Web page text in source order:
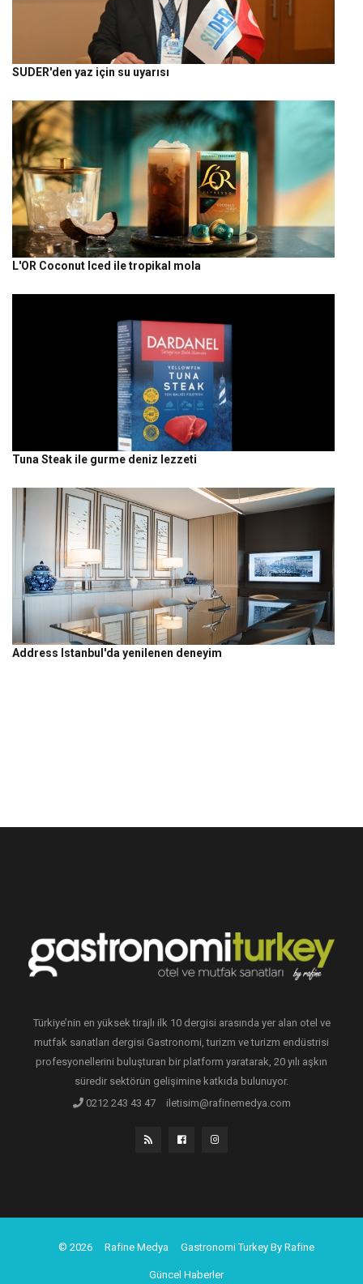
SUDER'den yaz için su uyarısı
L'OR Coconut Iced ile tropikal mola
Tuna Steak ile gurme deniz lezzeti
Address Istanbul'da yenilenen deneyim
Türkiye’nin en yüksek tirajlı ilk 10 dergisi arasında yer alan otel ve
mutfak sanatları dergisi Gastronomi, turizm ve turizm endüstrisi
profesyonellerini buluşturan bir platform yaratarak, 20 yılı aşkın
süredir sektörün gelişimine katkıda bulunuyor.
0212 243 43 47
iletisim@rafinemedya.com
© 2026 Rafine Medya Gastronomi Turkey By Rafine
Güncel Haberler